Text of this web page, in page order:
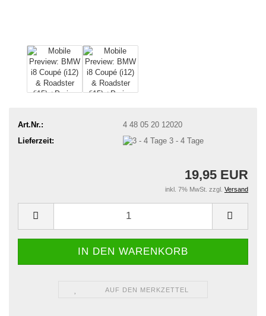
Art.Nr.:
4 48 05 20 12020
Lieferzeit:
3 - 4 Tage
19,95 EUR
inkl. 7% MwSt. zzgl. Versand
AUF DEN MERKZETTEL